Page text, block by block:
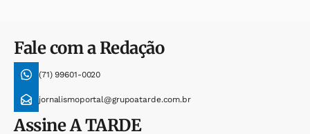
Fale com a Redação
(71) 99601-0020
jornalismoportal@grupoatarde.com.br
AssineA TARDE